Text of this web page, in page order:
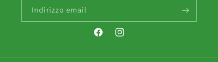
Indirizzo email
FacebookInstagram